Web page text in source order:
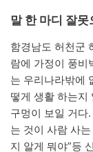
말 한 마디 잘
함경남도 허천군
람에 가정이 풍비
는 우리나라밖에
떻게 생활 하는지
구멍이 보일 거다
는 것이 사람 사
지 알게 뭐야”등